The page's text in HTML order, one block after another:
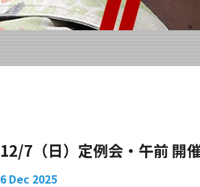
12/7（日）定例会・午前 開
6 Dec 2025